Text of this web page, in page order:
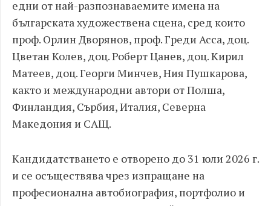
едни от най-разпознаваемите имена на
българската художествена сцена, сред които
проф. Орлин Дворянов, проф. Греди Асса, доц.
Цветан Колев, доц. Роберт Цанев, доц. Кирил
Матеев, доц. Георги Минчев, Ния Пушкарова,
както и международни автори от Полша,
Финландия, Сърбия, Италия, Северна
Македония и САЩ.
Кандидатстването е отворено до 31 юли 2026 г.
и се осъществява чрез изпращане на
професионална автобиография, портфолио и